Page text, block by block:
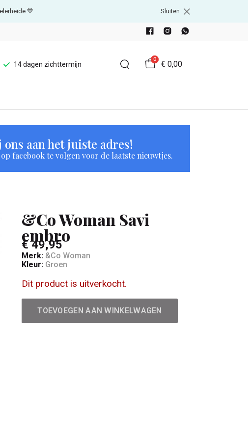
💙 Sluiten
14 dagen zichttermijn
0
€ 0,00
aan het juiste adres!
facebook te volgen voor de laatste nieuwtjes.
&Co Woman Savi
embro
€ 49,95
Merk: &Co Woman
Kleur: Groen
Dit product is uitverkocht.
TOEVOEGEN AAN WINKELWAGEN